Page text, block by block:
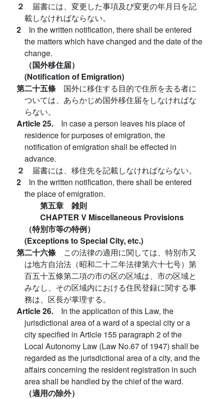
２ 届書には、変更した事項及び変更の年月日を記
載しなければならない。
2 In the written notification, there shall be entered
the matters which have changed and the date of the
change.
（国外移住届）
(Notification of Emigration)
第二十五條 国外に移住する目的で住所を去る者に
ついては、あらかじめ国外移住届をしなければな
らない。
Article 25. In case a person leaves his place of
residence for purposes of emigration, the
notification of emigration shall be effected in
advance.
２ 届書には、移住先を記載しなければならない。
2 In the written notification, there shall be entered
the place of emigration.
第五章 雑則
CHAPTER V Miscellaneous Provisions
（特別市等の特例）
(Exceptions to Special City, etc.)
第二十六條 この法律の適用に関しては、特別市又
は地方自治法（昭和二十二年法律第六十七号）第
百五十五條第二項の市の区の区域は、市の区域と
みなし、その区域内における住民登録に関する事
務は、区長が掌理する。
Article 26. In the application of this Law, the
jurisdictional area of a ward of a special city or a
city specified in Article 155 paragraph 2 of the
Local Autonomy Law (Law No.67 of 1947) shall be
regarded as the jurisdictional area of a city, and the
affairs concerning the resident registration in such
area shall be handled by the chief of the ward.
（適用の除外）